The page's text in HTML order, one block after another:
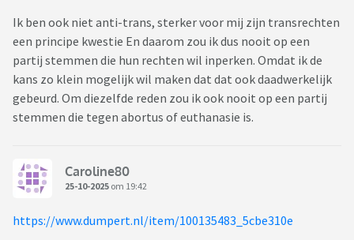
Ik ben ook niet anti-trans, sterker voor mij zijn transrechten
een principe kwestie En daarom zou ik dus nooit op een
partij stemmen die hun rechten wil inperken. Omdat ik de
kans zo klein mogelijk wil maken dat dat ook daadwerkelijk
gebeurd. Om diezelfde reden zou ik ook nooit op een partij
stemmen die tegen abortus of euthanasie is.
Caroline80
25-10-2025 om 19:42
https://www.dumpert.nl/item/100135483_5cbe310e